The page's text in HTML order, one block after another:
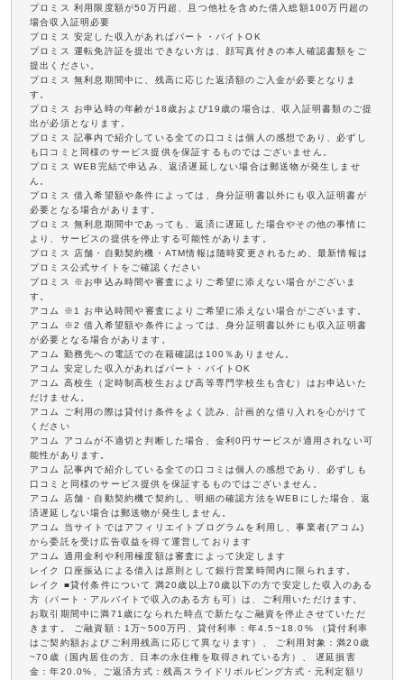
プロミス 利用限度額が50万円超、且つ他社を含めた借入総額100万円超の
場合収入証明必要
プロミス 安定した収入があればパート・バイトOK
プロミス 運転免許証を提出できない方は、顔写真付きの本人確認書類をご
提出ください。
プロミス 無利息期間中に、残高に応じた返済額のご入金が必要となりま
す。
プロミス お申込時の年齢が18歳および19歳の場合は、収入証明書類のご提
出が必須となります。
プロミス 記事内で紹介している全ての口コミは個人の感想であり、必ずし
も口コミと同様のサービス提供を保証するものではございません。
プロミス WEB完結で申込み、返済遅延しない場合は郵送物が発生しませ
ん。
プロミス 借入希望額や条件によっては、身分証明書以外にも収入証明書が
必要となる場合があります。
プロミス 無利息期間中であっても、返済に遅延した場合やその他の事情に
より、サービスの提供を停止する可能性があります。
プロミス 店舗・自動契約機・ATM情報は随時変更されるため、最新情報は
プロミス公式サイトをご確認ください
プロミス ※お申込み時間や審査によりご希望に添えない場合がございま
す。
アコム ※1 お申込時間や審査によりご希望に添えない場合がございます。
アコム ※2 借入希望額や条件によっては、身分証明書以外にも収入証明書
が必要となる場合があります。
アコム 勤務先への電話での在籍確認は100％ありません。
アコム 安定した収入があればパート・バイトOK
アコム 高校生（定時制高校生および高等専門学校生も含む）はお申込いた
だけません。
アコム ご利用の際は貸付け条件をよく読み、計画的な借り入れを心がけて
ください
アコム アコムが不適切と判断した場合、金利0円サービスが適用されない可
能性があります。
アコム 記事内で紹介している全ての口コミは個人の感想であり、必ずしも
口コミと同様のサービス提供を保証するものではございません。
アコム 店舗・自動契約機で契約し、明細の確認方法をWEBにした場合、返
済遅延しない場合は郵送物が発生しません。
アコム 当サイトではアフィリエイトプログラムを利用し、事業者(アコム)
から委託を受け広告収益を得て運営しております
アコム 適用金利や利用極度額は審査によって決定します
レイク 口座振込による借入は原則として銀行営業時間内に限られます。
レイク ■貸付条件について 満20歳以上70歳以下の方で安定した収入のある
方（パート・アルバイトで収入のある方も可）は、ご利用いただけます。
お取引期間中に満71歳になられた時点で新たなご融資を停止させていただ
きます。 ご融資額：1万~500万円、貸付利率：年4.5~18.0% （貸付利率
はご契約額およびご利用残高に応じて異なります）、 ご利用対象：満20歳
~70歳（国内居住の方、日本の永住権を取得されている方）、 遅延損害
金：年20.0%、ご返済方式：残高スライドリボルビング方式・元利定額リ